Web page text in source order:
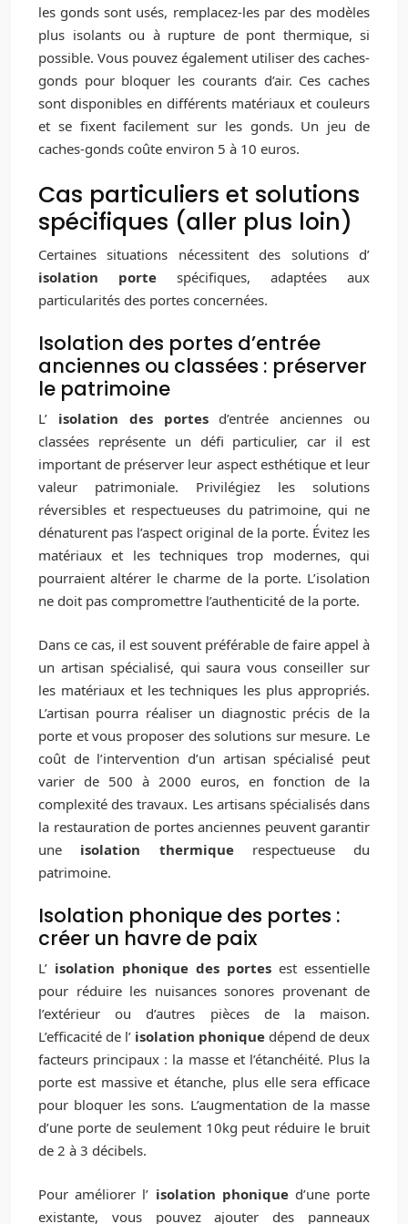
les gonds sont usés, remplacez-les par des modèles
plus isolants ou à rupture de pont thermique, si
possible. Vous pouvez également utiliser des caches-
gonds pour bloquer les courants d’air. Ces caches
sont disponibles en différents matériaux et couleurs
et se fixent facilement sur les gonds. Un jeu de
caches-gonds coûte environ 5 à 10 euros.
Cas particuliers et solutions
spécifiques (aller plus loin)
Certaines situations nécessitent des solutions d’
isolation porte spécifiques, adaptées aux
particularités des portes concernées.
Isolation des portes d’entrée
anciennes ou classées : préserver
le patrimoine
L’ isolation des portes d’entrée anciennes ou
classées représente un défi particulier, car il est
important de préserver leur aspect esthétique et leur
valeur patrimoniale. Privilégiez les solutions
réversibles et respectueuses du patrimoine, qui ne
dénaturent pas l’aspect original de la porte. Évitez les
matériaux et les techniques trop modernes, qui
pourraient altérer le charme de la porte. L’isolation
ne doit pas compromettre l’authenticité de la porte.
Dans ce cas, il est souvent préférable de faire appel à
un artisan spécialisé, qui saura vous conseiller sur
les matériaux et les techniques les plus appropriés.
L’artisan pourra réaliser un diagnostic précis de la
porte et vous proposer des solutions sur mesure. Le
coût de l’intervention d’un artisan spécialisé peut
varier de 500 à 2000 euros, en fonction de la
complexité des travaux. Les artisans spécialisés dans
la restauration de portes anciennes peuvent garantir
une isolation thermique respectueuse du
patrimoine.
Isolation phonique des portes :
créer un havre de paix
L’ isolation phonique des portes est essentielle
pour réduire les nuisances sonores provenant de
l’extérieur ou d’autres pièces de la maison.
L’efficacité de l’ isolation phonique dépend de deux
facteurs principaux : la masse et l’étanchéité. Plus la
porte est massive et étanche, plus elle sera efficace
pour bloquer les sons. L’augmentation de la masse
d’une porte de seulement 10kg peut réduire le bruit
de 2 à 3 décibels.
Pour améliorer l’ isolation phonique d’une porte
existante, vous pouvez ajouter des panneaux